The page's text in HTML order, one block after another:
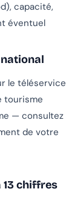
capacité,
éventuel
le téléservice
tourisme
— consultez
de votre
13 chiffres